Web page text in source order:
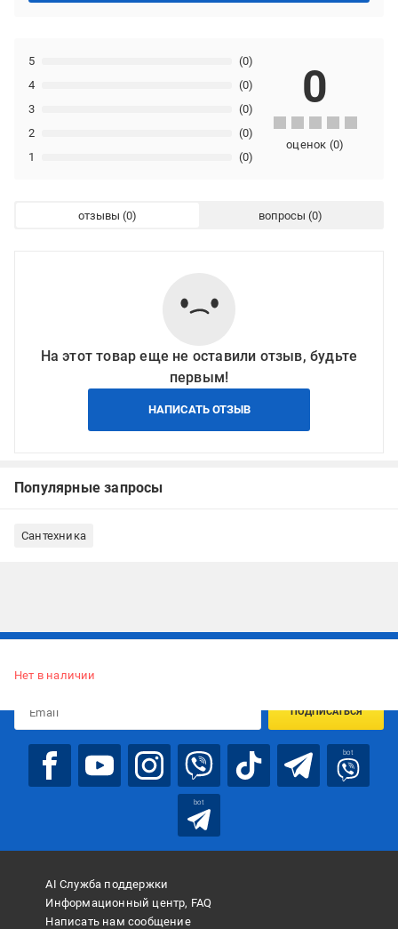
1 (0)
2 (0)
3 (0)
4 (0)
5 (0)
0
оценок (0)
отзывы вопросы
На этот товар еще не оставили отзыв, будьте
первым!
НАПИСАТЬ ОТЗЫВ
Популярные запросы
Сантехника
Нет в наличии
ПОДПИСАТЬСЯ
bot
bot
AI Служба поддержки
Информационный центр, FAQ
Написать нам сообщение